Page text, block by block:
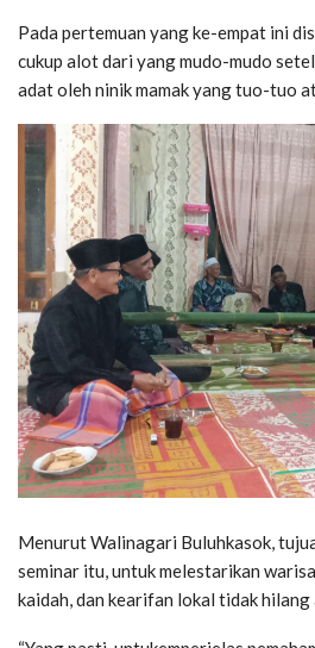
Pada pertemuan yang ke-empat ini
cukup alot dari yang mudo-mudo
adat oleh ninik mamak yang tuo-tuo
Menurut Walinagari Buluhkasok,
seminar itu, untuk melestarikan
kaidah, dan kearifan lokal tidak